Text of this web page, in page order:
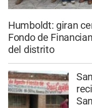
Humboldt: giran
Fondo de
del distrito